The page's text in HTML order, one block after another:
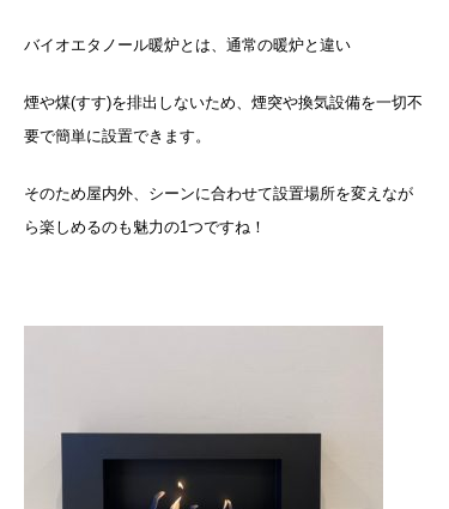
バイオエタノール暖炉とは、通常の暖炉と違い
煙や煤(すす)を排出しないため、煙突や換気設備を一切不
要で簡単に設置できます。
そのため屋内外、シーンに合わせて設置場所を変えなが
ら楽しめるのも魅力の1つですね！